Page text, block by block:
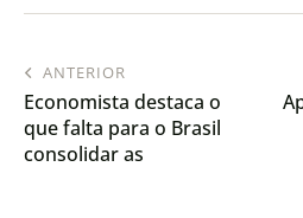
ANTERIOR
Economista destaca o
que falta para o Brasil
consolidar as